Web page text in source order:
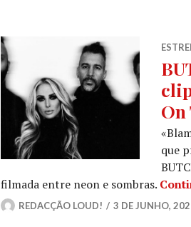
que
filmada entre neon e sombras.
REDACÇÃO LOUD! 3 DE JUNHO,